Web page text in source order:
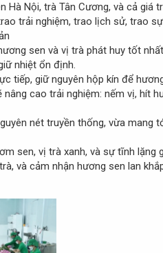
Hà Nội, trà Tân Cương, và cả giá
trải nghiệm, trao lịch sử, trao
sen và vị trà phát huy tốt
nhiệt ổn định.
tiếp, giữ nguyên hộp kín để
cao trải nghiệm: nếm vị, hít
nét truyền thống, vừa mang
sen, vị trà xanh, và sự tĩnh lặng
và cảm nhận hương sen lan